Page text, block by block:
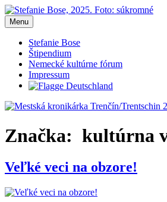
Prejsť
na
obsah
Mestská kronikárka Trenčín/Trentschin 2026
Blog Stefanie Bose, mestská kronikárka
Menu
Stefanie Bose
Štipendium
Nemecké kultúrne fórum
Impressum
Značka: kultúrna
Veľké veci na obzore!